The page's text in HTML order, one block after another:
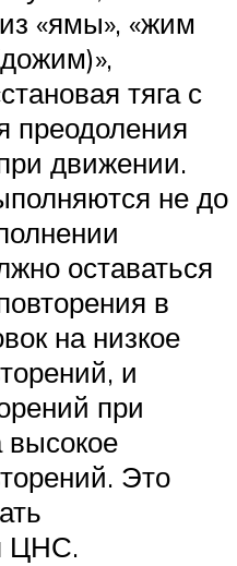
«ямы», «жим
тяга с
преодоления
движении.
не до
оставаться
в
на низкое
и
при
высокое
Это
ЦНС.